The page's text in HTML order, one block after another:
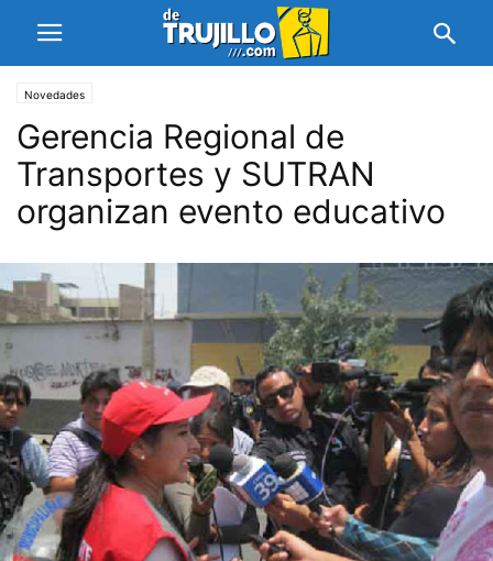
Novedades
Gerencia Regional de
Transportes y SUTRAN
organizan evento educativo